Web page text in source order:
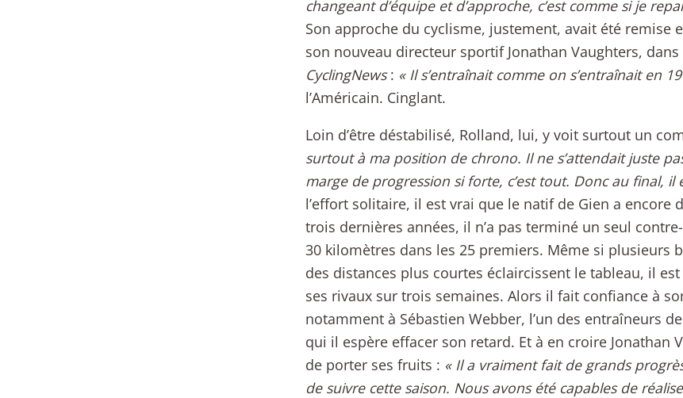
changeant d’équipe et d’approche, c’est comme si je
Son approche du cyclisme, justement, avait été remise
son nouveau directeur sportif Jonathan Vaughters,
CyclingNews: « Il s’entraînait comme on s’entraînait en
l’Américain. Cinglant.
Loin d’être déstabilisé, Rolland, lui, y voit surtout un
surtout à ma position de chrono. Il ne s’attendait juste
marge de progression si forte, c’est tout. Donc au final, il
l’effort solitaire, il est vrai que le natif de Gien a encore
trois dernières années, il n’a pas terminé un seul
30 kilomètres dans les 25 premiers. Même si plusieurs
des distances plus courtes éclaircissent le tableau, il
ses rivaux sur trois semaines. Alors il fait confiance à
notamment à Sébastien Webber, l’un des entraîneurs
qui il espère effacer son retard. Et à en croire Jonathan
de porter ses fruits : « Il a vraiment fait de grands
de suivre cette saison. Nous avons été capables de